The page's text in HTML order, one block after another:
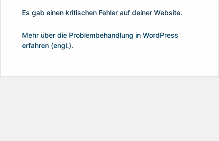
Es gab einen kritischen Fehler auf deiner Website.
Mehr über die Problembehandlung in WordPress
erfahren (engl.).